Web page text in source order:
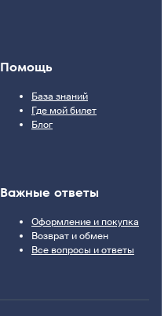
Помощь
База знаний
Где мой билет
Блог
Важные ответы
Оформление и покупка
Возврат и обмен
Все вопросы и ответы